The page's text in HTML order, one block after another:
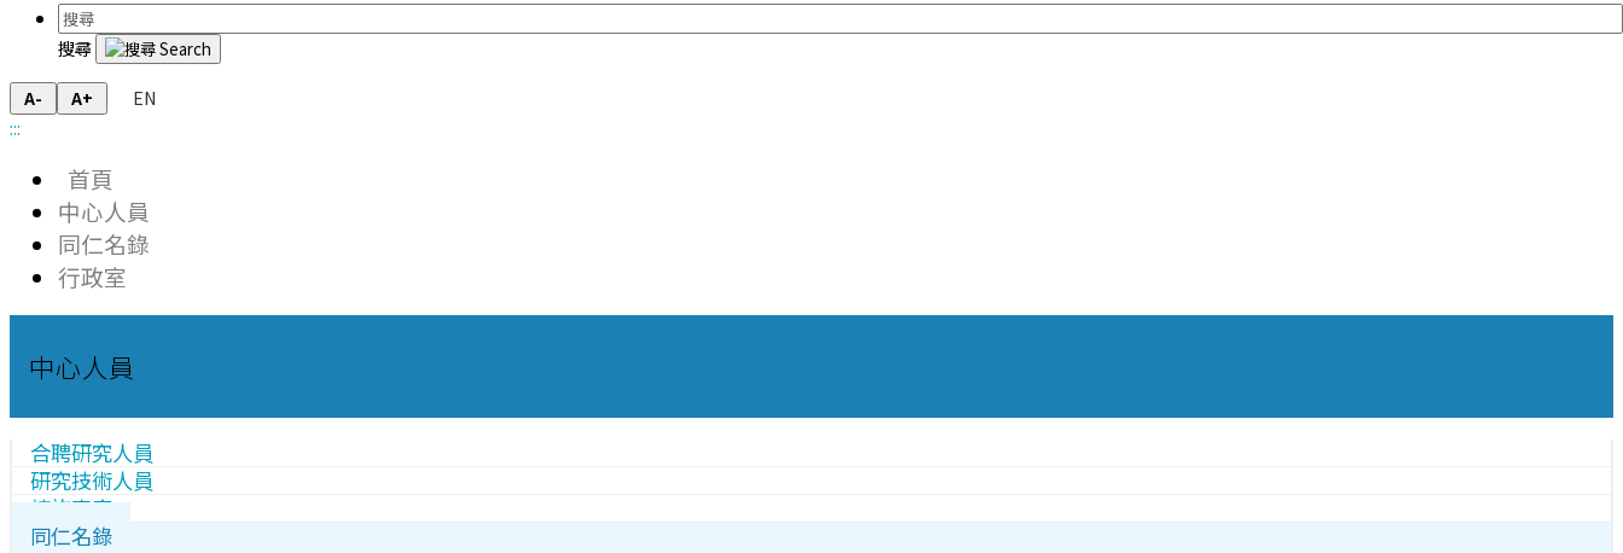
搜尋
A- A+
EN
:::
首頁
中心人員
同仁名錄
行政室
中心人員
合聘研究人員
研究技術人員
諮詢專家
同仁名錄